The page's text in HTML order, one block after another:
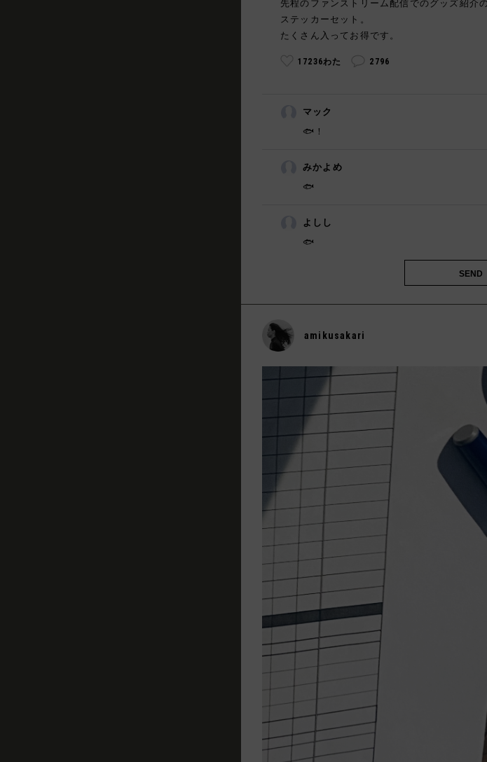
先程のファンストリーム配信でのグッズ紹介
ステッカーセット。
たくさん入ってお得です。
17236わた 2796
マック
🐟！
みかよめ
🐟️
よしし
🐟
amikusakari